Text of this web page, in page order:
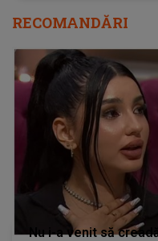
RECOMANDĂRI
Nu i-a venit să